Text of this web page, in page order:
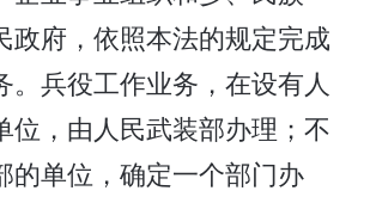
政府，依照本法的规定完成
。兵役工作业务，在设有人
位，由人民武装部办理；不
的单位，确定一个部门办